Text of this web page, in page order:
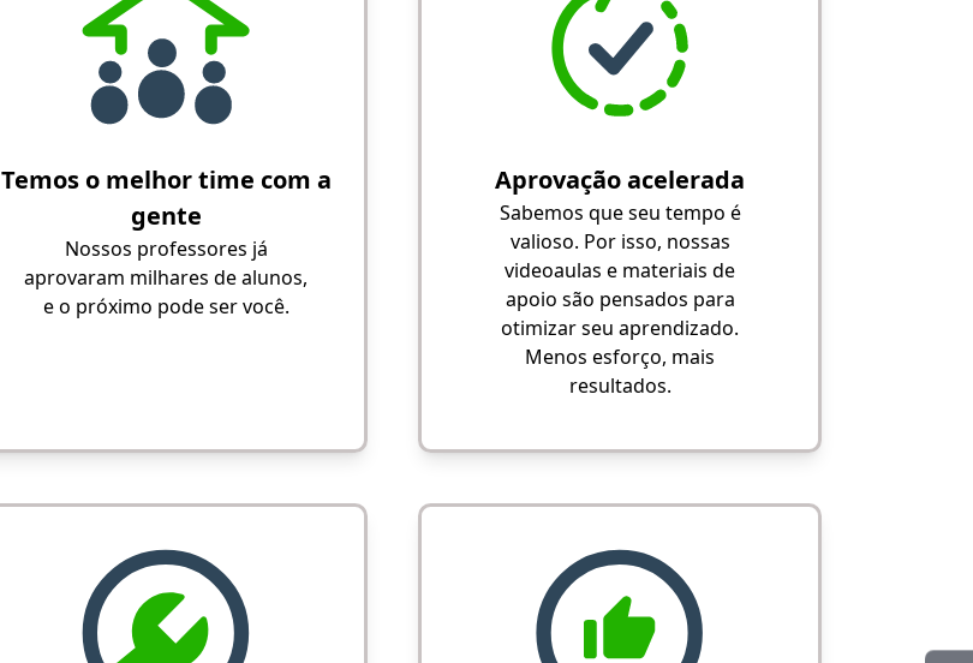
Temos o melhor time com a
gente
Nossos professores já
aprovaram milhares de alunos,
e o próximo pode ser você.
Aprovação acelerada
Sabemos que seu tempo é
valioso. Por isso, nossas
videoaulas e materiais de
apoio são pensados para
otimizar seu aprendizado.
Menos esforço, mais
resultados.